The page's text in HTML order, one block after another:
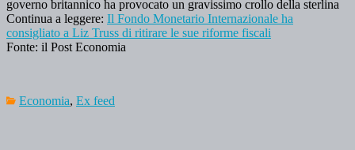
governo britannico ha provocato un gravissimo crollo della sterlina
Continua a leggere: Il Fondo Monetario Internazionale ha
consigliato a Liz Truss di ritirare le sue riforme fiscali
Fonte: il Post Economia
Economia, Ex feed